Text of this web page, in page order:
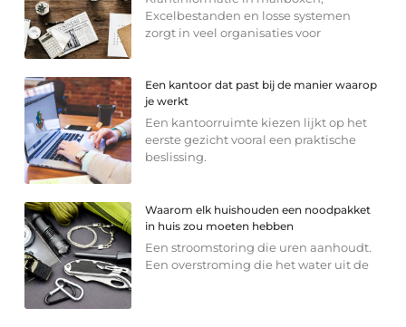
Excelbestanden en losse systemen
zorgt in veel organisaties voor
Een kantoor dat past bij de manier waarop
je werkt
Een kantoorruimte kiezen lijkt op het
eerste gezicht vooral een praktische
beslissing.
Waarom elk huishouden een noodpakket
in huis zou moeten hebben
Een stroomstoring die uren aanhoudt.
Een overstroming die het water uit de